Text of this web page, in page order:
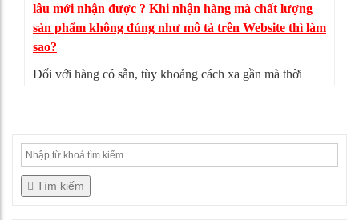
lâu mới nhận được ? Khi nhận hàng mà chất lượng
sản phẩm không đúng như mô tả trên Website thì làm
sao?
Đối với hàng có sẵn, tùy khoảng cách xa gần mà thời
Tìm kiếm